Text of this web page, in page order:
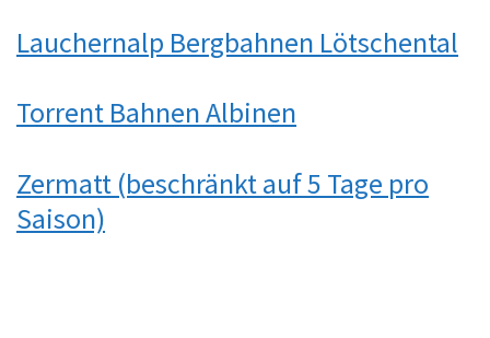
Lauchernalp Bergbahnen Lötschental
Torrent Bahnen Albinen
Zermatt (beschränkt auf 5 Tage pro
Saison)